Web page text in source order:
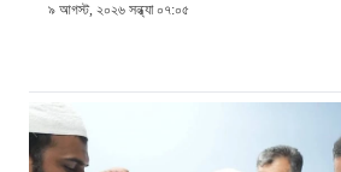
৯ আগস্ট, ২০২৬ সন্ধ্যা ০৭:০৫